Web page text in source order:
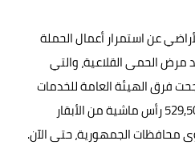
عن استمرار أعمال الحملة
مرض الحمى القلاعية، والتي
فرق الهيئة العامة للخدمات
البيطرية في تحصين حوالي 529,500 رأس ماشية من الأبقار
محافظات الجمهورية، حتى الآن.